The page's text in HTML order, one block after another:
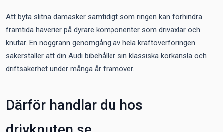
Att byta slitna damasker samtidigt som ringen kan förhindra
framtida haverier på dyrare komponenter som drivaxlar och
knutar. En noggrann genomgång av hela kraftöverföringen
säkerställer att din Audi bibehåller sin klassiska körkänsla och
driftsäkerhet under många år framöver.
Därför handlar du hos